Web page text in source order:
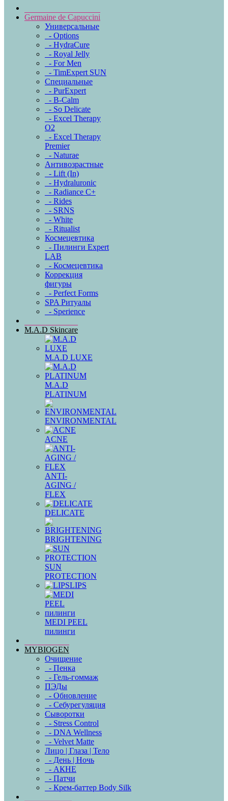
Germaine de Capuccini
Универсальные
- Options
- HydraCure
- Royal Jelly
- For Men
- TimExpert SUN
Специальные
- PurExpert
- B-Calm
- So Delicate
- Excel Therapy
O2
- Excel Therapy
Premier
- Naturae
Антивозрастные
- Lift (In)
- Hydraluronic
- Radiance C+
- Rides
- SRNS
- White
- Ritualist
Космецевтика
- Пилинги Expert
LAB
- Космецевтика
Коррекция
фигуры
- Perfect Forms
SPA Ритуалы
- Sperience
M.A.D Skincare
M.A.D LUXE
M.A.D
PLATINUM
ENVIRONMENTAL
ACNE
ANTI-
AGING /
FLEX
DELICATE
BRIGHTENING
SUN
PROTECTION
LIPS
MEDI PEEL
пилинги
MYBIOGEN
Очищение
- Пенка
- Гель-гоммаж
ПЭДы
- Обновление
- Себурегуляция
Сыворотки
- Stress Control
- DNA Wellness
- Velvet Matte
Лицо | Глаза | Тело
- День | Ночь
- АКНЕ
- Патчи
- Крем-баттер Body Silk